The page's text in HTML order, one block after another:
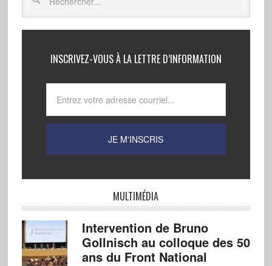
INSCRIVEZ-VOUS À LA LETTRE D’INFORMATION
MULTIMÉDIA
Intervention de Bruno
Gollnisch au colloque des 50
ans du Front National